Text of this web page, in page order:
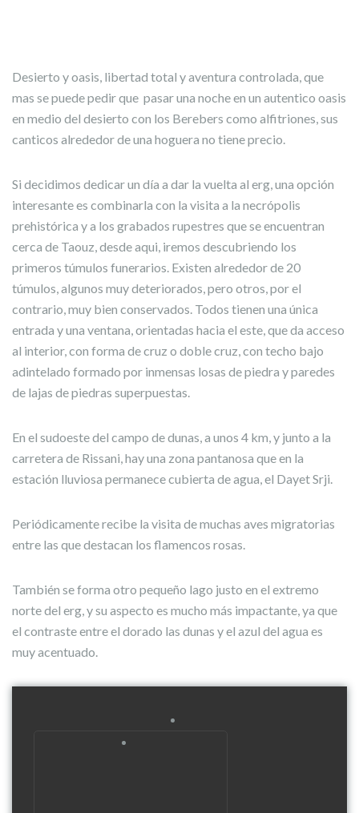
Desierto y oasis, libertad total y aventura controlada, que
mas se puede pedir que pasar una noche en un autentico oasis
en medio del desierto con los Berebers como alfitriones, sus
canticos alrededor de una hoguera no tiene precio.
Si decidimos dedicar un día a dar la vuelta al erg, una opción
interesante es combinarla con la visita a la necrópolis
prehistórica y a los grabados rupestres que se encuentran
cerca de Taouz, desde aqui, iremos descubriendo los
primeros túmulos funerarios. Existen alrededor de 20
túmulos, algunos muy deteriorados, pero otros, por el
contrario, muy bien conservados. Todos tienen una única
entrada y una ventana, orientadas hacia el este, que da acceso
al interior, con forma de cruz o doble cruz, con techo bajo
adintelado formado por inmensas losas de piedra y paredes
de lajas de piedras superpuestas.
En el sudoeste del campo de dunas, a unos 4 km, y junto a la
carretera de Rissani, hay una zona pantanosa que en la
estación lluviosa permanece cubierta de agua, el Dayet Srji.
Periódicamente recibe la visita de muchas aves migratorias
entre las que destacan los flamencos rosas.
También se forma otro pequeño lago justo en el extremo
norte del erg, y su aspecto es mucho más impactante, ya que
el contraste entre el dorado las dunas y el azul del agua es
muy acentuado.
View Picture
View Picture
View Picture
View Picture
View Picture
View Picture
View Picture
View Picture
View Picture
View Picture
View Picture
View Picture
View Picture
View Picture
View Picture
View Picture